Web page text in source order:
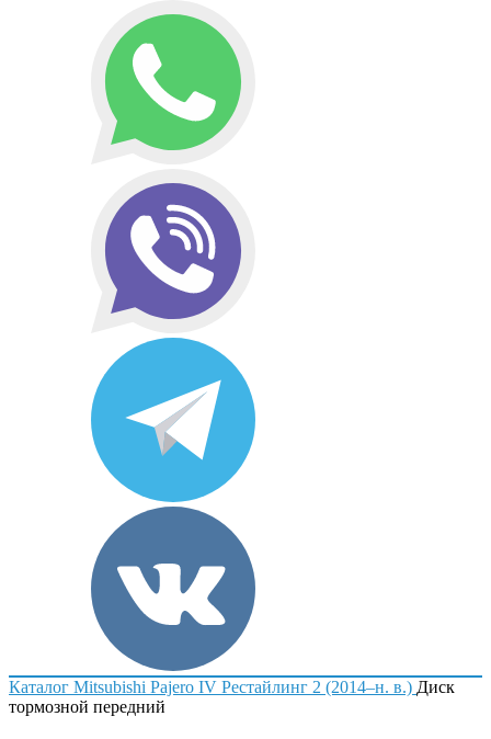
Каталог Mitsubishi Pajero IV Рестайлинг 2 (2014–н. в.) Диск
тормозной передний